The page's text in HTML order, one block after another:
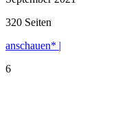
320 Seiten
anschauen* |
6